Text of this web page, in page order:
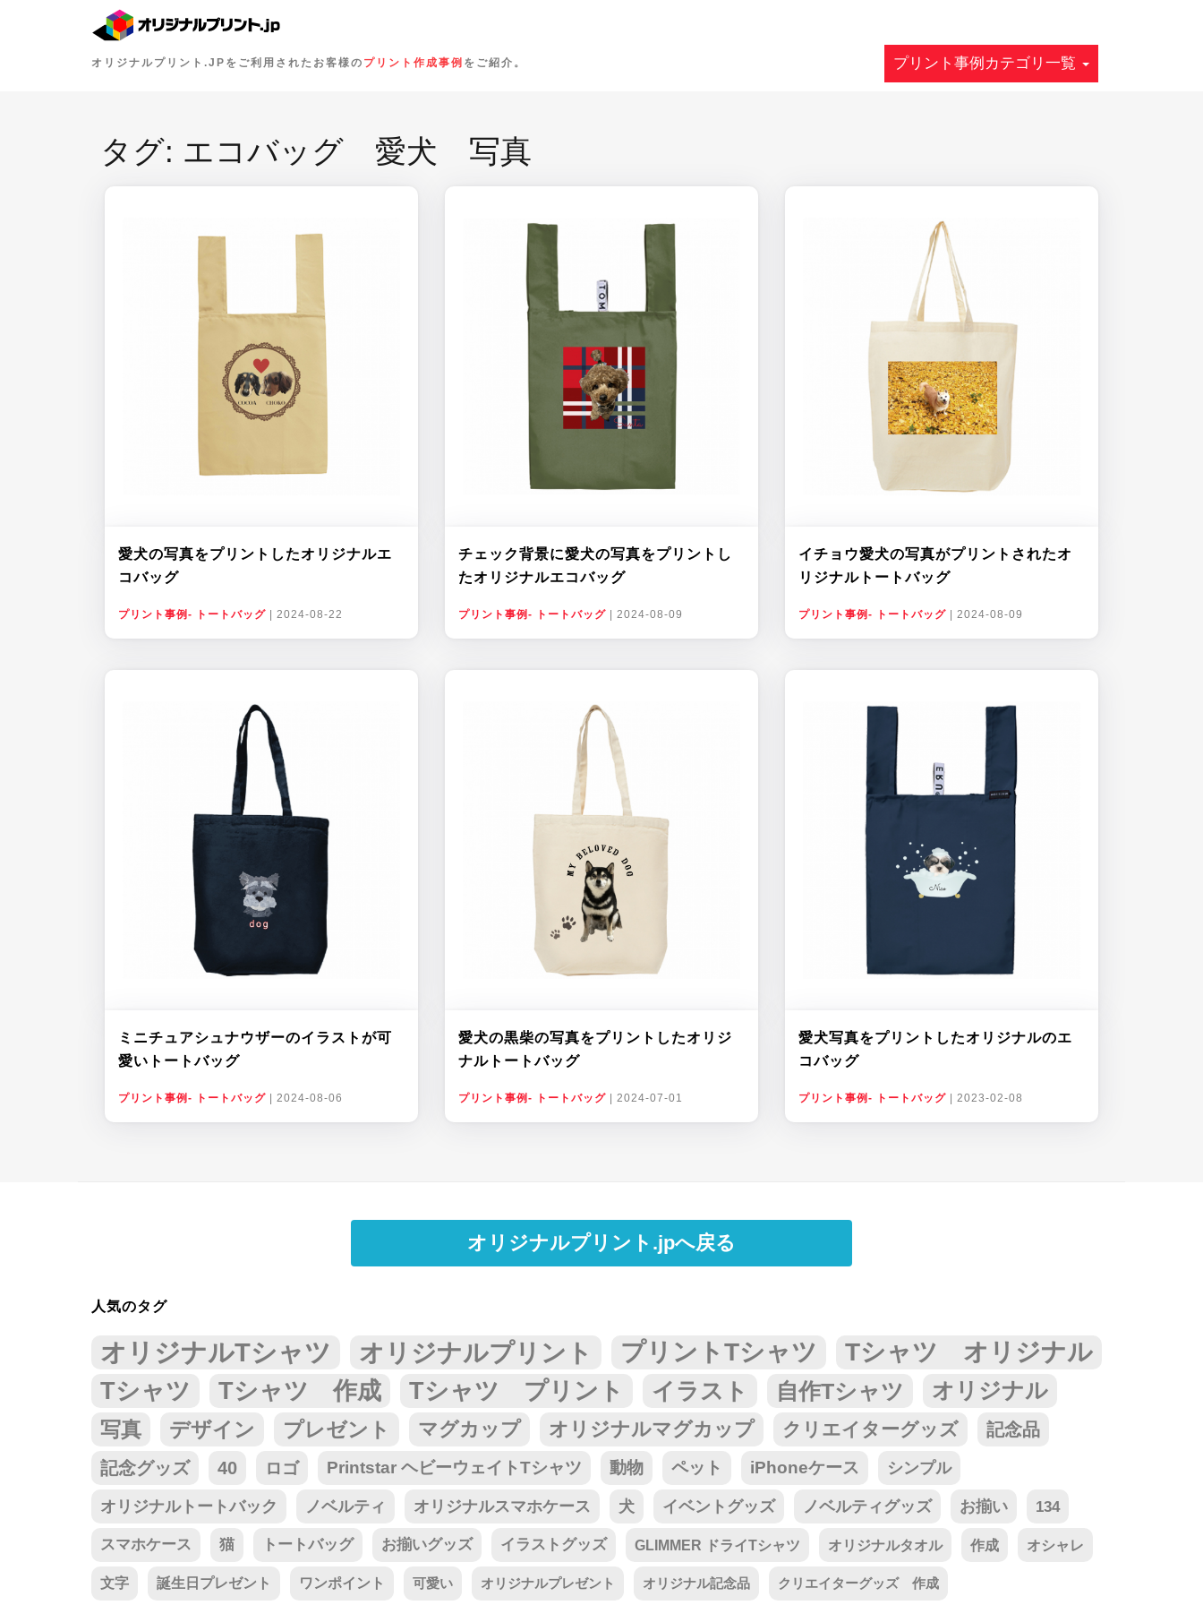
オリジナルプリント.JPをご利用されたお客様の プリント作成事例 をご紹介。 プリント事例カテゴリ一覧
タグ: エコバッグ 愛犬 写真
愛犬の写真をプリントしたオリジナルエ
コバッグ
プリント事例- トートバッグ 2024-08-22
チェック背景に愛犬の写真をプリントし
たオリジナルエコバッグ
プリント事例- トートバッグ 2024-08-09
イチョウ愛犬の写真がプリントされたオ
リジナルトートバッグ
プリント事例- トートバッグ 2024-08-09
ミニチュアシュナウザーのイラストが可
愛いトートバッグ
プリント事例- トートバッグ 2024-08-06
愛犬の黒柴の写真をプリントしたオリジ
ナルトートバッグ
プリント事例- トートバッグ 2024-07-01
愛犬写真をプリントしたオリジナルのエ
コバッグ
プリント事例- トートバッグ 2023-02-08
オリジナルプリント.jpへ戻る
人気のタグ
オリジナルTシャツ オリジナルプリント プリントTシャツ
Tシャツ オリジナル
Tシャツ
Tシャツ 作成 Tシャツ プリント イラスト 自作Tシャツ オリジナル
写真 デザイン プレゼント マグカップ オリジナルマグカップ クリエイターグッズ
記念品
記念グッズ
40 ロゴ Printstar ヘビーウェイトTシャツ 動物 ペット iPhoneケース シンプル
オリジナルトートバック ノベルティ オリジナルスマホケース 犬 イベントグッズ ノベルティグッズ お揃い 134
スマホケース 猫 トートバッグ お揃いグッズ イラストグッズ GLIMMER ドライTシャツ オリジナルタオル 作成 オシャレ
文字 誕生日プレゼント ワンポイント 可愛い オリジナルプレゼント オリジナル記念品 クリエイターグッズ 作成